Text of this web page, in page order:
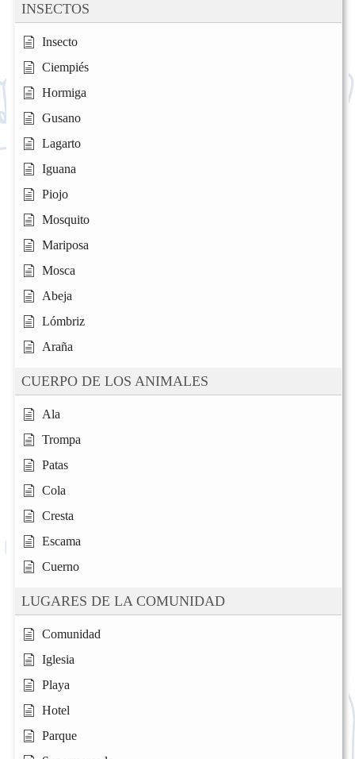
INSECTOS
Insecto
Ciempiés
Hormiga
Gusano
Lagarto
Iguana
Piojo
Mosquito
Mariposa
Mosca
Abeja
Lómbriz
Araña
CUERPO DE LOS ANIMALES
Ala
Trompa
Patas
Cola
Cresta
Escama
Cuerno
LUGARES DE LA COMUNIDAD
Comunidad
Iglesia
Playa
Hotel
Parque